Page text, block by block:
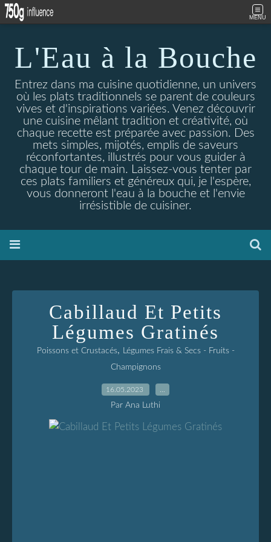
MENU
L'Eau à la Bouche
Entrez dans ma cuisine quotidienne, un univers
où les plats traditionnels se parent de couleurs
vives et d'inspirations variées. Venez découvrir
une cuisine mêlant tradition et créativité, où
chaque recette est préparée avec passion. Des
mets simples, mijotés, emplis de saveurs
réconfortantes, illustrés pour vous guider à
chaque tour de main. Laissez-vous tenter par
ces plats familiers et généreux qui, je l'espère,
vous donneront l'eau à la bouche et l'envie
irrésistible de cuisiner.
Cabillaud Et Petits
Légumes Gratinés
Poissons et Crustacés, Légumes Frais & Secs - Fruits -
Champignons
16.05.2023
Par Ana Luthi